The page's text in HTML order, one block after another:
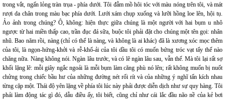
trong vắt, ngấn lỏng tràn trụa - phía dưới. Tôi đẫm mồ hôi tóc với màu nóng trên tôi, và mát
rượi da chân trong màu bạc phía dưới. Lưới xám chụp xuống và lưỡi hồng loe lên, hội tụ.
Ảo ảnh trong chúng? Ô, không: hiện thực giữa chúng là một người với hai bụm u nhô
ngược từ hai miền thấp cao, trần đục đá sữa, buộc tôi phải đặt cho chúng một tên gọi: nhân
nhũ. Bao năm rồi, nàng (chỉ có thể là nàng, và không là ai khác) đã là xương xóc mọc thêm
của tôi, là ngọn-hứng-khởi và rễ-khổ-ải của tôi dầu tôi có muốn bứng tróc vạt tẩy thế nào
chăng nữa. Nàng không nói. Ngàn lâu trước, và có lẽ ngàn lâu sau, vẫn thế. Mà tôi lại rất sợ
khối lặng lẽ: mỗi giây ngắc ngoải là mỗi bụm làm căng phù nó lên; rất không muốn bị nuốt
chửng trong chiếc bầu hư của những đường nét rối rít và của những ý nghĩ tấn kích nhau
từng cặp một. Thái độ yên lặng về phía tôi lúc này phải được diễn dịch như sự quy hàng. Tôi
phải làm động tác gì đó, dẫu điều ấy, tôi biết, cũng chỉ như cái lắc đầu não nề của kẻ bơi